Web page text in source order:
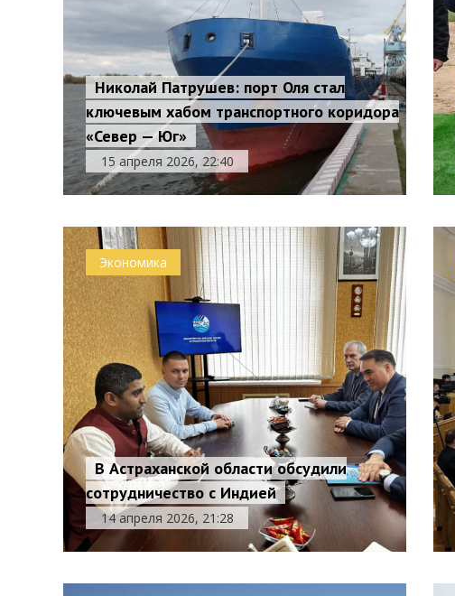
Николай Патрушев: порт Оля стал
ключевым хабом транспортного коридора
«Север — Юг»
15 апреля 2026, 22:40
Экономика
В Астраханской области обсудили
сотрудничество с Индией
14 апреля 2026, 21:28